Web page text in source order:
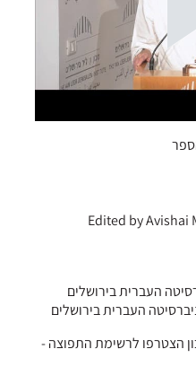
Edited by Avishai
העברית בירושלים
העברית בירושלים
הצטרפו לרשימת התפוצה -